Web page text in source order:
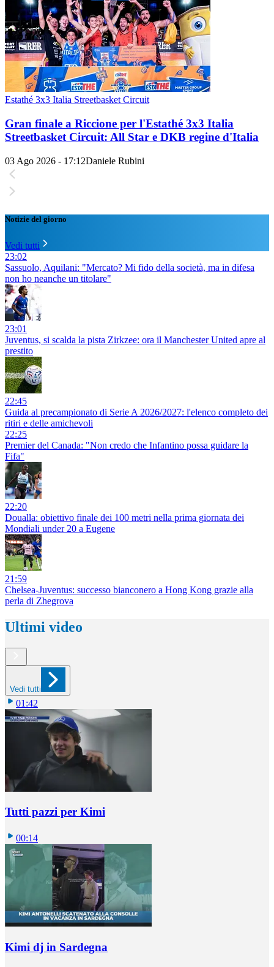
Estathé 3x3 Italia Streetbasket Circuit
Gran finale a Riccione per l'Estathé 3x3 Italia
Streetbasket Circuit: All Star e DKB regine d'Italia
03 Ago 2026 - 17:12Daniele Rubini
Notizie del giorno
Vedi tutti
23:02
Sassuolo, Aquilani: "Mercato? Mi fido della società, ma in difesa
non ho neanche un titolare"
23:01
Juventus, si scalda la pista Zirkzee: ora il Manchester United apre al
prestito
22:45
Guida al precampionato di Serie A 2026/2027: l'elenco completo dei
ritiri e delle amichevoli
22:25
Premier del Canada: "Non credo che Infantino possa guidare la
Fifa"
22:20
Doualla: obiettivo finale dei 100 metri nella prima giornata dei
Mondiali under 20 a Eugene
21:59
Chelsea-Juventus: successo bianconero a Hong Kong grazie alla
perla di Zhegrova
Ultimi video
Vedi tutti
01:42
Tutti pazzi per Kimi
00:14
Kimi dj in Sardegna